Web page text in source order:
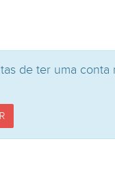
de ter uma